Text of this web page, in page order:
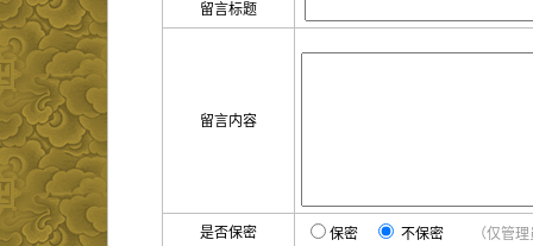
留言标题
留言内容
是否保密 保密 不保密 （仅管